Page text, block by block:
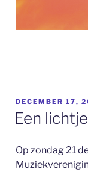
GEPLAATST
OP
DECEMBER 17,
Een
Op zondag 21